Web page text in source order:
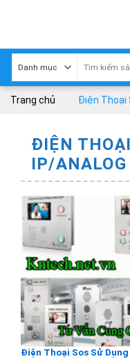
Trang chủ Điện Thoại
ĐIỆN
IP/ANALOG
Điện Thoại Sos Sử